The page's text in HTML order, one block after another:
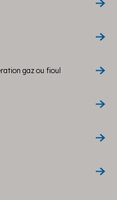
gaz ou fioul